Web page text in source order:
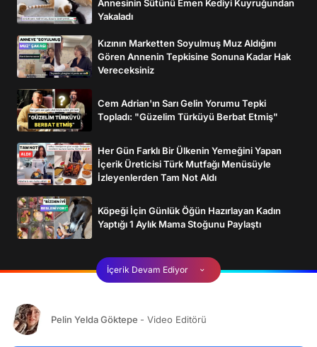
Annesinin Sütünü Emen Kediyi Kuyruğundan
Yakaladı
Kızının Marketten Soyulmuş Muz Aldığını
Gören Annenin Tepkisine Sonuna Kadar Hak
Vereceksiniz
Cem Adrian'ın Sarı Gelin Yorumu Tepki
Topladı: "Güzelim Türküyü Berbat Etmiş"
Her Gün Farklı Bir Ülkenin Yemeğini Yapan
İçerik Üreticisi Türk Mutfağı Menüsüyle
İzleyenlerden Tam Not Aldı
Köpeği İçin Günlük Öğün Hazırlayan Kadın
Yaptığı 1 Aylık Mama Stoğunu Paylaştı
İçerik Devam Ediyor
Pelin Yelda Göktepe - Video Editörü